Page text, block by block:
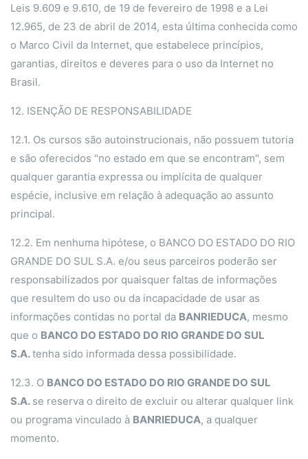
Leis 9.609 e 9.610, de 19 de fevereiro de 1998 e a Lei
12.965, de 23 de abril de 2014, esta última conhecida como
o Marco Civil da Internet, que estabelece princípios,
garantias, direitos e deveres para o uso da Internet no
Brasil.
12. ISENÇÃO DE RESPONSABILIDADE
12.1. Os cursos são autoinstrucionais, não possuem tutoria
e são oferecidos "no estado em que se encontram", sem
qualquer garantia expressa ou implícita de qualquer
espécie, inclusive em relação à adequação ao assunto
principal.
12.2. Em nenhuma hipótese, o BANCO DO ESTADO DO RIO
GRANDE DO SUL S.A. e/ou seus parceiros poderão ser
responsabilizados por quaisquer faltas de informações
que resultem do uso ou da incapacidade de usar as
informações contidas no portal da BANRIEDUCA, mesmo
que o BANCO DO ESTADO DO RIO GRANDE DO SUL
S.A.tenha sido informada dessa possibilidade.
12.3. O BANCO DO ESTADO DO RIO GRANDE DO SUL
S.A. se reserva o direito de excluir ou alterar qualquer link
ou programa vinculado à BANRIEDUCA, a qualquer
momento.